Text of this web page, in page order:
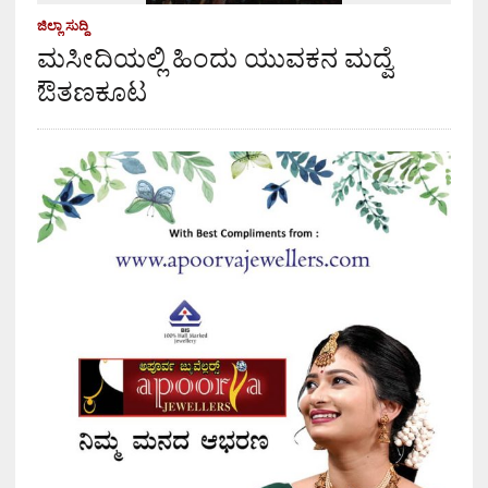
ಜಿಲ್ಲಾ ಸುದ್ದಿ
ಮಸೀದಿಯಲ್ಲಿ ಹಿಂದು ಯುವಕನ ಮದ್ವೆ
ಔತಣಕೂಟ